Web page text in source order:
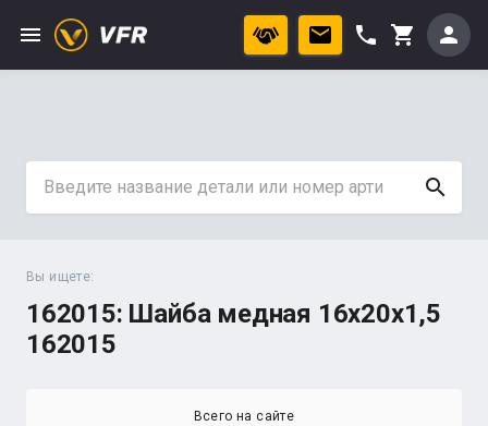
menu phone shopping_cart person
search
Вы ищете:
162015: Шайба медная 16х20х1,5
162015
Всего на сайте